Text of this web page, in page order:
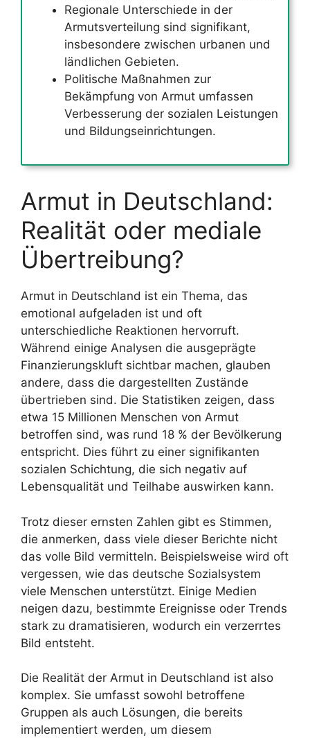
Regionale Unterschiede in der
Armutsverteilung sind signifikant,
insbesondere zwischen urbanen und
ländlichen Gebieten.
Politische Maßnahmen zur
Bekämpfung von Armut umfassen
Verbesserung der sozialen Leistungen
und Bildungseinrichtungen.
Armut in Deutschland:
Realität oder mediale
Übertreibung?
Armut in Deutschland ist ein Thema, das
emotional aufgeladen ist und oft
unterschiedliche Reaktionen hervorruft.
Während einige Analysen die ausgeprägte
Finanzierungskluft sichtbar machen, glauben
andere, dass die dargestellten Zustände
übertrieben sind. Die Statistiken zeigen, dass
etwa 15 Millionen Menschen von Armut
betroffen sind, was rund 18 % der Bevölkerung
entspricht. Dies führt zu einer signifikanten
sozialen Schichtung, die sich negativ auf
Lebensqualität und Teilhabe auswirken kann.
Trotz dieser ernsten Zahlen gibt es Stimmen,
die anmerken, dass viele dieser Berichte nicht
das volle Bild vermitteln. Beispielsweise wird oft
vergessen, wie das deutsche Sozialsystem
viele Menschen unterstützt. Einige Medien
neigen dazu, bestimmte Ereignisse oder Trends
stark zu dramatisieren, wodurch ein verzerrtes
Bild entsteht.
Die Realität der Armut in Deutschland ist also
komplex. Sie umfasst sowohl betroffene
Gruppen als auch Lösungen, die bereits
implementiert werden, um diesem